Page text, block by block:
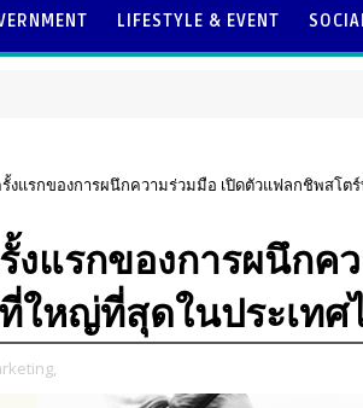
LIFESTYLE & EVENT
ครั้งแรกของการผนึกความร่วมมือ เปิดตัวแฟลกชิพสโ
รั้งแรกของการผนึกค
ใหญ่ที่สุดในประเทศ